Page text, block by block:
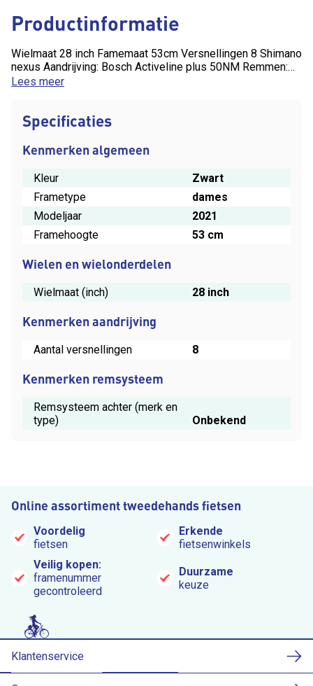
Productinformatie
Wielmaat 28 inch Famemaat 53cm Versnellingen 8 Shimano
nexus Aandrijving: Bosch Activeline plus 50NM Remmen:
Hydraulische schijfrem shimano Accu: 400wh uitneembaar
Lees meer
Specificaties
Kenmerken algemeen
Kleur
Zwart
Frametype
dames
Modeljaar
2021
Framehoogte
53 cm
Wielen en wielonderdelen
Wielmaat (inch) 28 inch
Kenmerken aandrijving
Aantal versnellingen 8
Kenmerken remsysteem
Remsysteem achter (merk en
type)
Onbekend
Online assortiment tweedehands fietsen
Voordelig
fietsen
Erkende
fietsenwinkels
Veilig kopen:
framenummer
gecontroleerd
Duurzame
keuze
Klantenservice